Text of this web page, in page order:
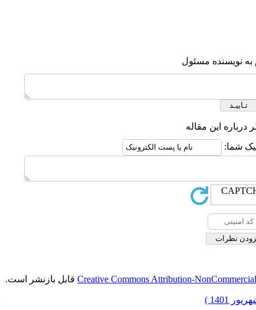
به نویسنده مسئول
درباره این مقاله
شما:
Creative Commons Attribution- قابل بازنشر است.